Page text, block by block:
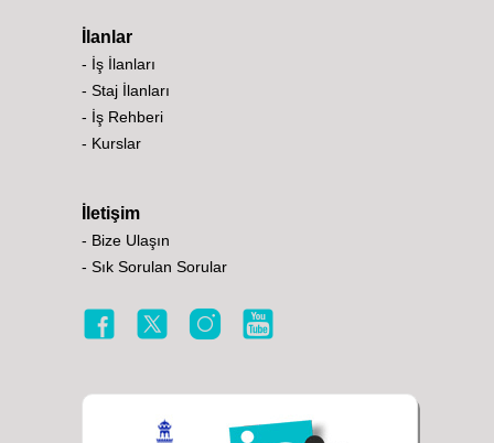
İlanlar
- İş İlanları
- Staj İlanları
- İş Rehberi
- Kurslar
İletişim
- Bize Ulaşın
- Sık Sorulan Sorular